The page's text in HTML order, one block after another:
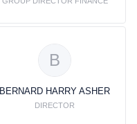
B
BERNARD HARRY ASHER
DIRECTOR